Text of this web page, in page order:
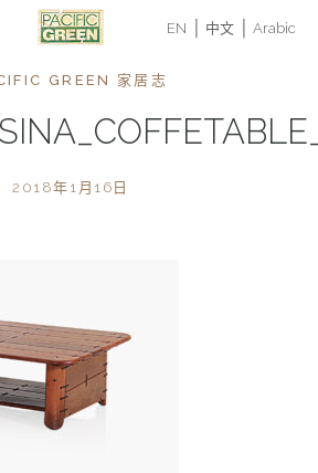
EN 中文 Arabic
GREEN 家居志
2018年1月16日